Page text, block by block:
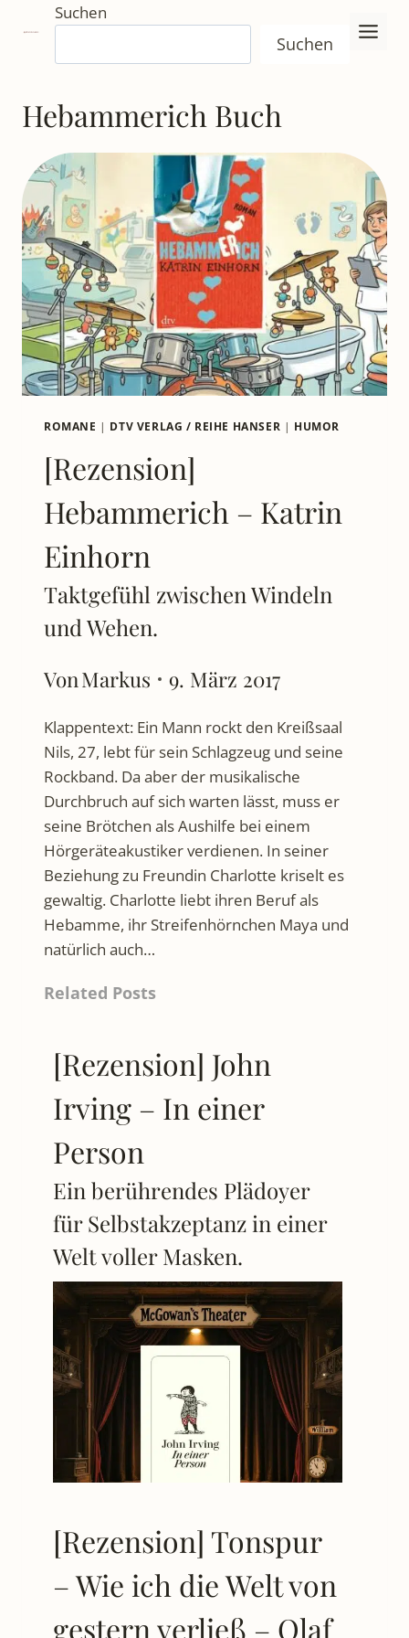
Inhalt
springen
Suchen
Suchen
Hebammerich Buch
ROMANE | DTV VERLAG / REIHE HANSER | HUMOR
[Rezension]
Hebammerich – Katrin
Einhorn
Taktgefühl zwischen Windeln
und Wehen.
VonMarkus 9. März 2017
Klappentext: Ein Mann rockt den Kreißsaal
Nils, 27, lebt für sein Schlagzeug und seine
Rockband. Da aber der musikalische
Durchbruch auf sich warten lässt, muss er
seine Brötchen als Aushilfe bei einem
Hörgeräteakustiker verdienen. In seiner
Beziehung zu Freundin Charlotte kriselt es
gewaltig. Charlotte liebt ihren Beruf als
Hebamme, ihr Streifenhörnchen Maya und
natürlich auch…
Related Posts
[Rezension] John
Irving – In einer
Person
Ein berührendes Plädoyer
für Selbstakzeptanz in einer
Welt voller Masken.
[Rezension] Tonspur
– Wie ich die Welt von
gestern verließ – Olaf